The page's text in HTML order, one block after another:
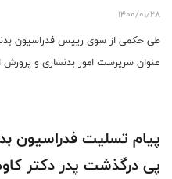
1400/01/28
طی حکمی از سوی رییس فدراسیون
عنوان سرپرست امور بدنسازی و
پیام تسلیت فدراسیون
پی درگذشت پدر دکتر